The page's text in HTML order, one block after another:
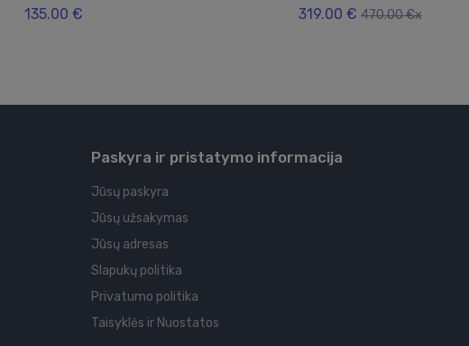
135.00 € 319.00 € 470.00 €x
Paskyra ir pristatymo informacija
Jūsų paskyra
Jūsų užsakymas
Jūsų adresas
Slapukų politika
Privatumo politika
Taisyklės ir Nuostatos